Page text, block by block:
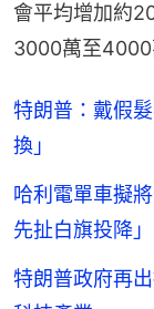
會平均增加約
3000萬至4000
特朗普：戴假
換」
哈利電單車擬
先扯白旗投降」
特朗普政府再